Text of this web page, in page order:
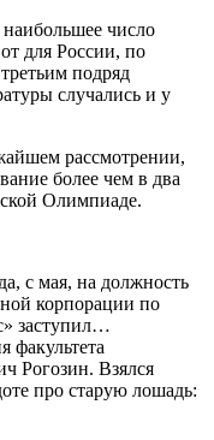
число
для России, по
подряд
случались и у
рассмотрении,
более чем в два
Олимпиаде.
с мая, на должность
корпорации по
заступил…
факультета
Рогозин. Взялся
про старую лошадь: